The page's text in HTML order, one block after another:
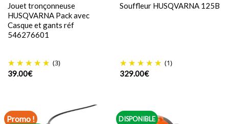
Jouet tronçonneuse
HUSQVARNA Pack avec
Casque et gants réf
546276601
(3)
39.00€
Souffleur HUSQVARNA 125B
(1)
329.00€
Promo ! DISPONIBLE